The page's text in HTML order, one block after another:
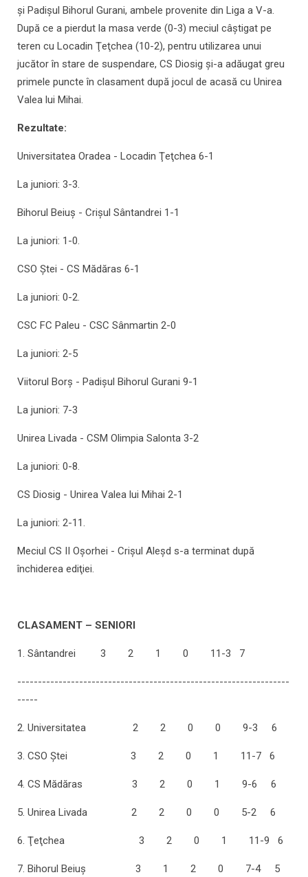
şi Padişul Bihorul Gurani, ambele provenite din Liga a V-a.
După ce a pierdut la masa verde (0-3) meciul câştigat pe
teren cu Locadin Ţeţchea (10-2), pentru utilizarea unui
jucător în stare de suspendare, CS Diosig şi-a adăugat greu
primele puncte în clasament după jocul de acasă cu Unirea
Valea lui Mihai.
Rezultate:
Universitatea Oradea - Locadin Ţeţchea 6-1
La juniori: 3-3.
Bihorul Beiuş - Crişul Sântandrei 1-1
La juniori: 1-0.
CSO Ştei - CS Mădăras 6-1
La juniori: 0-2.
CSC FC Paleu - CSC Sânmartin 2-0
La juniori: 2-5
Viitorul Borş - Padişul Bihorul Gurani 9-1
La juniori: 7-3
Unirea Livada - CSM Olimpia Salonta 3-2
La juniori: 0-8.
CS Diosig - Unirea Valea lui Mihai 2-1
La juniori: 2-11.
Meciul CS II Oşorhei - Crişul Aleşd s-a terminat după
închiderea ediţiei.
CLASAMENT – SENIORI
1. Sântandrei 3 2 1 0 11-3 7
------------------------------------------------------------------
-----
2. Universitatea 2 2 0 0 9-3 6
3. CSO Ştei 3 2 0 1 11-7 6
4. CS Mădăras 3 2 0 1 9-6 6
5. Unirea Livada 2 2 0 0 5-2 6
6. Ţeţchea 3 2 0 1 11-9 6
7. Bihorul Beiuş 3 1 2 0 7-4 5